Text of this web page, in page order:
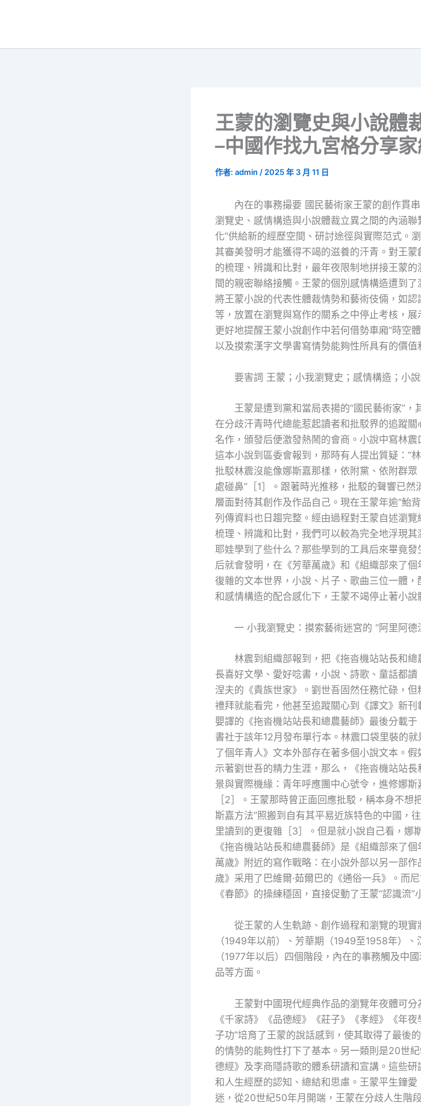
王蒙的瀏覽史與小說體
–中國作找九宮格分享家
作者: admin / 2025 年 3 月 11 日
內在的事務撮要 國民藝術家王蒙的創作貫
瀏覽史、感情構造與小說體裁立異之間的內涵
化”供給新的經歷空間、研討途徑與實際范式。
其審美發明才能獲得不竭的滋養的汗青。對王
的梳理、辨識和比對，最年夜限制地拼接王蒙
間的親密聯絡接觸。王蒙的個別感情構造遭到
將王蒙小說的代表性體裁情勢和藝術伎倆，如
等，放置在瀏覽與寫作的關系之中停止考核，
更好地提醒王蒙小說創作中若何借勢車廂“時空
以及摸索漢字文學書寫情勢能夠性所具有的價值
要害詞 王蒙；小我瀏覽史；感情構造；小
王蒙是遭到黨和當局表揚的“國民藝術家”
在分歧汗青時代總能惹起讀者和批駁界的追蹤
名作，頒發后便激發熱鬧的會商。小說中寫林震
這本小說到區委會報到，那時有人提出質疑：“
批駁林震沒能像娜斯嘉那樣，依附黨、依附群
處碰鼻”［1］。跟著時光推移，批駁的聲響已
層面對待其創作及作品自己。現在王蒙年逾“鮐
列傳資料也日趨完整。經由過程對王蒙自述瀏
梳理、辨識和比對，我們可以較為完全地浮現
耶娃學到了些什么？那些學到的工具后來畢竟
后就會發明，在《芳華萬歲》和《組織部來了
復雜的文本世界，小說、片子、歌曲三位一體
和感情構造的配合感化下，王蒙不竭停止著小說
一 小我瀏覽史：摸索藝術迷宮的 “阿里阿德
林震到組織部報到，把《拖沓機站站長和
長喜好文學、愛好唸書，小說、詩歌、童話都
涅夫的《貴族世家》。劉世吾固然任務忙碌，
禮拜就能看完，他甚至追蹤關心到《譯文》新
嬰譯的《拖沓機站站長和總農藝師》最後分載
書社于該年12月發布單行本。林震口袋里裝的
了個年青人》文本外部存在著多個小說文本。
示著劉世吾的精力生涯，那么，《拖沓機站站
景與實際機緣：青年呼應團中心號令，進修娜
［2］。王蒙那時曾正面回應批駁，稱本身不
斯嘉方法”照搬到自有其平易近族特色的中國，
里讀到的更復雜［3］。但是就小說自己看，娜
《拖沓機站站長和總農藝師》是《組織部來了
萬歲》附近的寫作戰略：在小說外部以另一部
歲》采用了巴維爾·茹爾巴的《通俗一兵》。而
《春節》的操練穩固，直接促動了王蒙“認識流
從王蒙的人生軌跡、創作過程和瀏覽的現
（1949年以前）、芳華期（1949至1958年）
（1977年以后）四個階段，內在的事務觸及中
品等方面。
王蒙對中國現代經典作品的瀏覽年夜體可分
《千家詩》《品德經》《莊子》《孝經》《年
子功”培育了王蒙的說話感到，使其取得了最後
的情勢的能夠性打下了基本。另一類則是20世
德經》及李商隱詩歌的體系研讀和宣講。這些
和人生經歷的認知、總結和思慮。王蒙平生鐘
迷，從20世紀50年月開端，王蒙在分歧人生階